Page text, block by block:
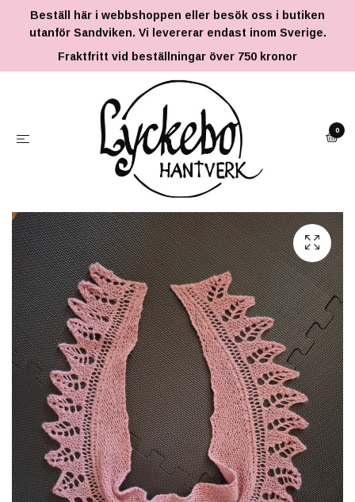
Beställ här i webbshoppen eller besök oss i butiken
utanför Sandviken. Vi levererar endast inom Sverige.
Fraktfritt vid beställningar över 750 kronor
0